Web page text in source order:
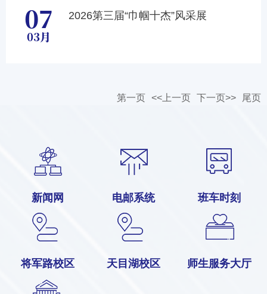
07
03月
2026第三届“巾帼十杰”风采展
第一页 <<上一页 下一页>> 尾页
新闻网 电邮系统 班车时刻
将军路校区 天目湖校区 师生服务大厅